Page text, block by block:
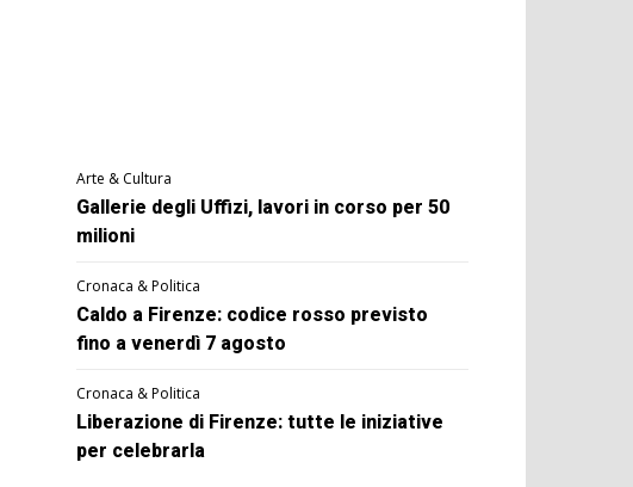
Arte & Cultura
Gallerie degli Uffizi, lavori in corso per 50
milioni
Cronaca & Politica
Caldo a Firenze: codice rosso previsto
fino a venerdì 7 agosto
Cronaca & Politica
Liberazione di Firenze: tutte le iniziative
per celebrarla